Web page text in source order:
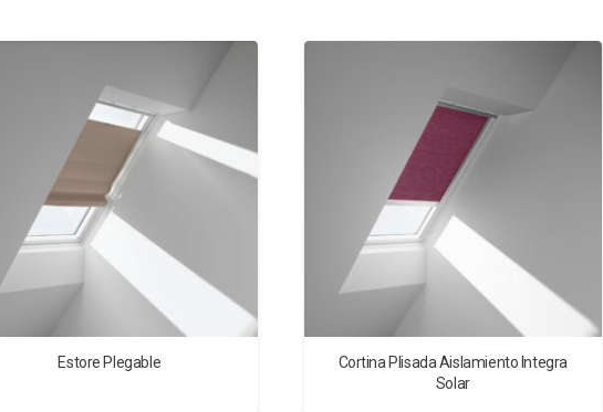
Estore Plegable
Cortina Plisada Aislamiento Integra
Solar